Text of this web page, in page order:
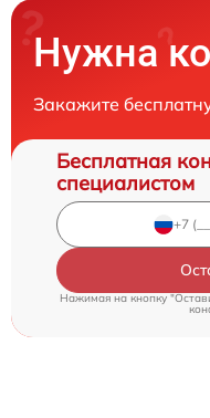
Нужна
Закажите
Бесплатная
специалистом
Нажимая на кнопку